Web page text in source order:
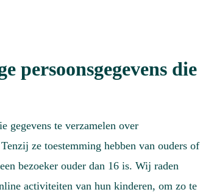
persoonsgegevens die
gegevens te verzamelen over
ze toestemming hebben van ouders of
bezoeker ouder dan 16 is. Wij raden
activiteiten van hun kinderen, om zo te